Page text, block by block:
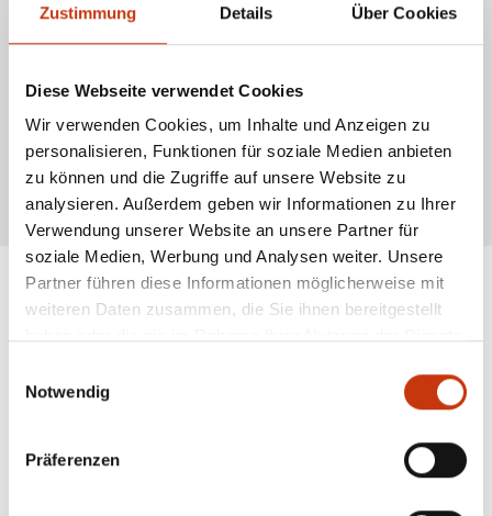
Zustimmung Details Über Cookies
Diese Webseite verwendet Cookies
Wir verwenden Cookies, um Inhalte und Anzeigen zu
personalisieren, Funktionen für soziale Medien anbieten
zu können und die Zugriffe auf unsere Website zu
analysieren. Außerdem geben wir Informationen zu Ihrer
Verwendung unserer Website an unsere Partner für
soziale Medien, Werbung und Analysen weiter. Unsere
Partner führen diese Informationen möglicherweise mit
weiteren Daten zusammen, die Sie ihnen bereitgestellt
Notwendig
Präferenzen
Ansetzen:Der Greifer wird vorsichtig an die Unterlippe des Fisches
Fixieren:Der Griff wird geschlossen, um den Fisch sicher zu halten.
Gewicht des Fangs direkt bestimmt werden.
handhaben und gleichzeitig die Gesundheit des Fisches schonen
möchten. Sie eignen sich sowohl für den Einsatz im Boot als auch am Ufer
* Alle Preise inkl. gesetzl. Mehrwertsteuer zzgl. Versandkosten, wenn nicht anders
beschrieben
ANGESAGTE